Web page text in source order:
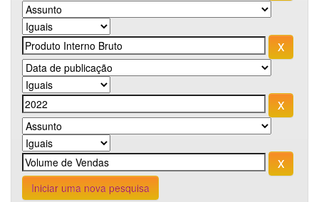
Iniciar uma nova pesquisa